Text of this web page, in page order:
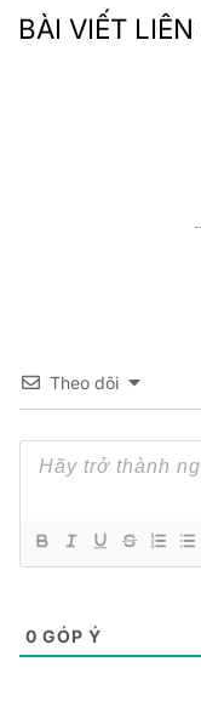
BÀI VIẾT
Theo dõi
0 GÓP Ý